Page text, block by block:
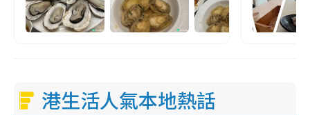
港生活人氣本地熱話